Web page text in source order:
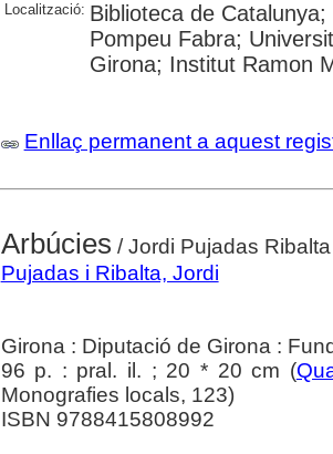
Localització: Biblioteca de
Pompeu Fabra;
Girona; Institut Ramon
Enllaç permanent a aquest
Arbúcies / Jordi Pujadas Ribalta
Pujadas i Ribalta, Jordi
Girona : Diputació de Girona :
96 p. : pral. il. ; 20 * 20 cm (
Monografies locals, 123)
ISBN 9788415808992